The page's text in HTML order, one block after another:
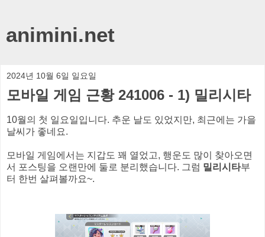
animini.net
2024년 10월 6일 일요일
모바일 게임 근황 241006 - 1) 밀리시타
10월의 첫 일요일입니다. 추운 날도 있었지만, 최근에는 가을
날씨가 좋네요.
모바일 게임에서는 지갑도 꽤 열었고, 행운도 많이 찾아오면
서 포스팅을 오랜만에 둘로 분리했습니다. 그럼 밀리시타부
터 한번 살펴볼까요~.